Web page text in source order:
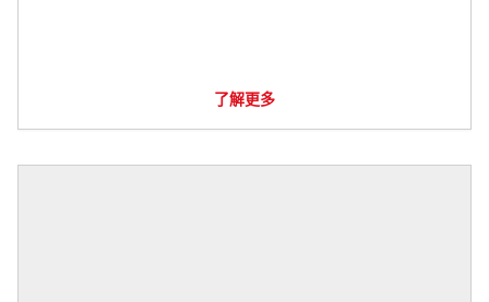
了解更多